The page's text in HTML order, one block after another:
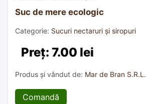
Suc de mere ecologic
Categorie: Sucuri nectaruri și siropuri
Preț: 7.00 lei
Produs și vândut de: Mar de Bran S.R.L.
Comandă